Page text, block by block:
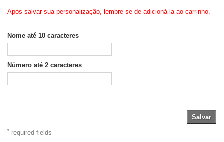
Após salvar sua personalização, lembre-se de adicioná-la ao carrinho.
Nome até 10 caracteres
Número até 2 caracteres
Salvar
* required fields